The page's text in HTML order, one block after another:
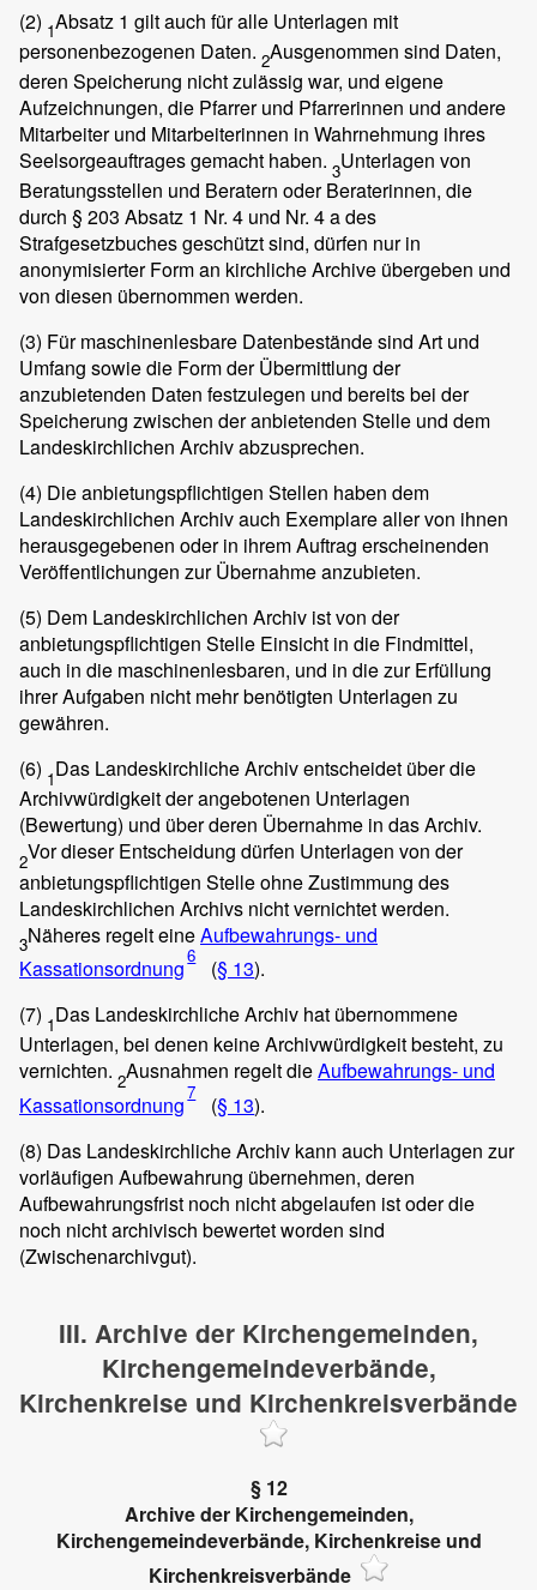
(2) 1Absatz 1 gilt auch für alle Unterlagen mit
personenbezogenen Daten. 2Ausgenommen sind Daten,
deren Speicherung nicht zulässig war, und eigene
Aufzeichnungen, die Pfarrer und Pfarrerinnen und andere
Mitarbeiter und Mitarbeiterinnen in Wahrnehmung ihres
Seelsorgeauftrages gemacht haben. 3Unterlagen von
Beratungsstellen und Beratern oder Beraterinnen, die
durch § 203 Absatz 1 Nr. 4 und Nr. 4 a des
Strafgesetzbuches geschützt sind, dürfen nur in
anonymisierter Form an kirchliche Archive übergeben und
von diesen übernommen werden.
(3) Für maschinenlesbare Datenbestände sind Art und
Umfang sowie die Form der Übermittlung der
anzubietenden Daten festzulegen und bereits bei der
Speicherung zwischen der anbietenden Stelle und dem
Landeskirchlichen Archiv abzusprechen.
(4) Die anbietungspflichtigen Stellen haben dem
Landeskirchlichen Archiv auch Exemplare aller von ihnen
herausgegebenen oder in ihrem Auftrag erscheinenden
Veröffentlichungen zur Übernahme anzubieten.
(5) Dem Landeskirchlichen Archiv ist von der
anbietungspflichtigen Stelle Einsicht in die Findmittel,
auch in die maschinenlesbaren, und in die zur Erfüllung
ihrer Aufgaben nicht mehr benötigten Unterlagen zu
gewähren.
(6) 1Das Landeskirchliche Archiv entscheidet über die
Archivwürdigkeit der angebotenen Unterlagen
(Bewertung) und über deren Übernahme in das Archiv.
2Vor dieser Entscheidung dürfen Unterlagen von der
anbietungspflichtigen Stelle ohne Zustimmung des
Landeskirchlichen Archivs nicht vernichtet werden.
3Näheres regelt eineAufbewahrungs- und
Kassationsordnung6 (§ 13).
(7) 1Das Landeskirchliche Archiv hat übernommene
Unterlagen, bei denen keine Archivwürdigkeit besteht, zu
vernichten. 2Ausnahmen regelt dieAufbewahrungs- und
Kassationsordnung7 (§ 13).
(8) Das Landeskirchliche Archiv kann auch Unterlagen zur
vorläufigen Aufbewahrung übernehmen, deren
Aufbewahrungsfrist noch nicht abgelaufen ist oder die
noch nicht archivisch bewertet worden sind
(Zwischenarchivgut).
III. Archive der Kirchengemeinden,
Kirchengemeindeverbände,
Kirchenkreise und Kirchenkreisverbände
§ 12
Archive der Kirchengemeinden,
Kirchengemeindeverbände, Kirchenkreise und
Kirchenkreisverbände